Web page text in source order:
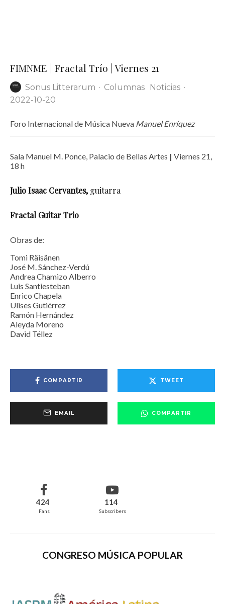
FIMNME | Fractal Trío | Viernes 21
Sonus Litterarum · Columnas Noticias ·
2022-10-20
Foro Internacional de Música Nueva Manuel Enríquez
Sala Manuel M. Ponce, Palacio de Bellas Artes | Viernes 21,
18 h
Julio Isaac Cervantes, guitarra
Fractal Guitar Trio
Obras de:
Tomi Räisänen
José M. Sánchez-Verdú
Andrea Chamizo Alberro
Luis Santiesteban
Enrico Chapela
Ulises Gutiérrez
Ramón Hernández
Aleyda Moreno
David Téllez
COMPARTIR TWEET
EMAIL COMPARTIR
424
Fans
114
Subscribers
CONGRESO MÚSICA POPULAR